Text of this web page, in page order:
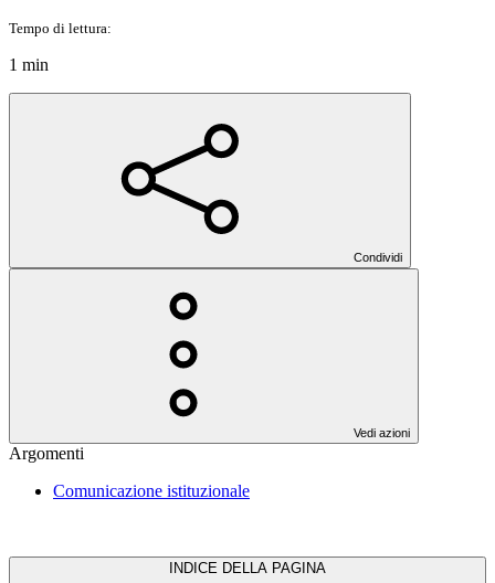
Tempo di lettura:
1 min
Condividi
Vedi azioni
Argomenti
Comunicazione istituzionale
INDICE DELLA PAGINA